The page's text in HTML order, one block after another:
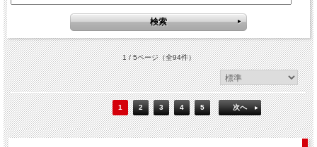
1 / 5ページ（全94件）
1 2 3 4 5 次へ